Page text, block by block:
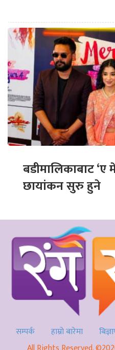
बडीमालिकाबाट ‘ए
छायांकन सुरु हुने
सम्पर्क हाम्रो बारेमा